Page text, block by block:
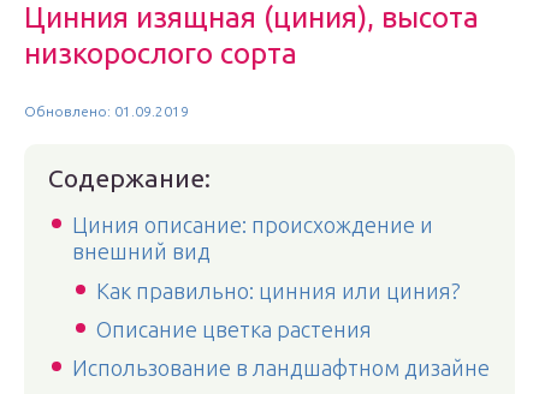
Цинния изящная (циния), высота
низкорослого сорта
Обновлено: 01.09.2019
Содержание:
Циния описание: происхождение и
внешний вид
Как правильно: цинния или циния?
Описание цветка растения
Использование в ландшафтном дизайне